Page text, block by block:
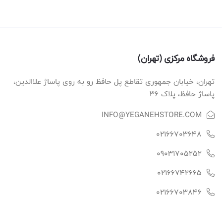
فروشگاه مرکزی (تهران)
تهران، خیابان جمهوری تقاطع پل حافظ رو به روی پاساژ علاالدین،
پاساژ حافظ، پلاک ۳۶
INFO@YEGANEHSTORE.COM
02166703648
09031705252
02166742665
02166703846